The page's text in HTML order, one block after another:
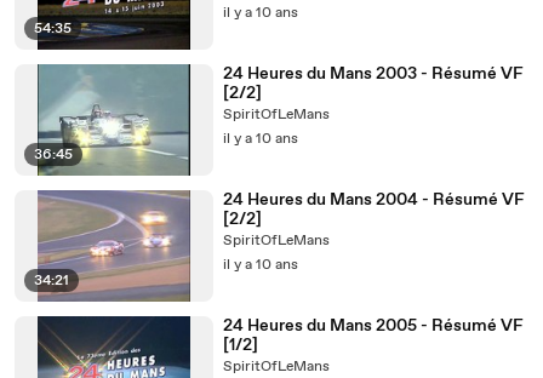
54:35
il y a 10 ans
36:45
24 Heures du Mans 2003 - Résumé VF
[2/2]
SpiritOfLeMans
il y a 10 ans
34:21
24 Heures du Mans 2004 - Résumé VF
[2/2]
SpiritOfLeMans
il y a 10 ans
24 Heures du Mans 2005 - Résumé VF
[1/2]
SpiritOfLeMans